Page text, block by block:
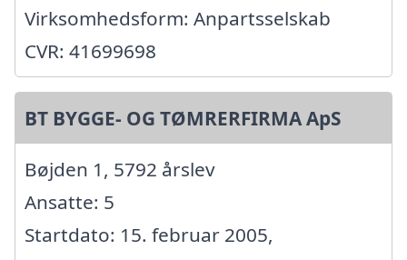
Virksomhedsform: Anpartsselskab
CVR: 41699698
BT BYGGE- OG TØMRERFIRMA ApS
Bøjden 1, 5792 årslev
Ansatte: 5
Startdato: 15. februar 2005,